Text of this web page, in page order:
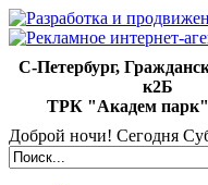
С-Петербург,
к2Б
ТРК "Академ
Доброй ночи! Сегодня